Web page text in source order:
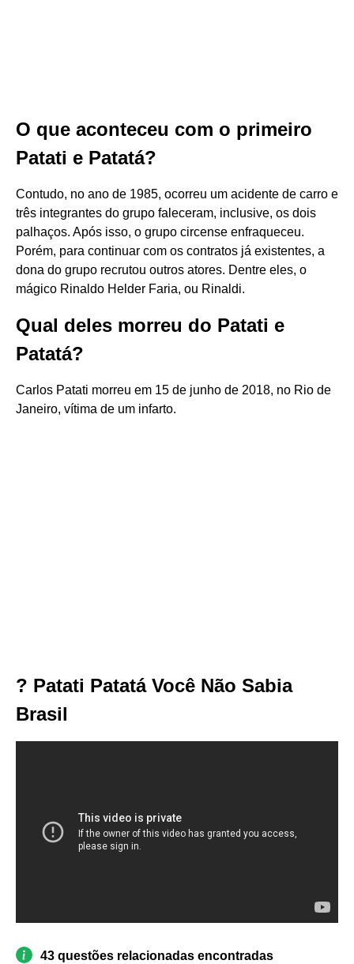
O que aconteceu com o primeiro
Patati e Patatá?
Contudo, no ano de 1985, ocorreu um acidente de carro e
três integrantes do grupo faleceram, inclusive, os dois
palhaços. Após isso, o grupo circense enfraqueceu.
Porém, para continuar com os contratos já existentes, a
dona do grupo recrutou outros atores. Dentre eles, o
mágico Rinaldo Helder Faria, ou Rinaldi.
Qual deles morreu do Patati e
Patatá?
Carlos Patati morreu em 15 de junho de 2018, no Rio de
Janeiro, vítima de um infarto.
? Patati Patatá Você Não Sabia
Brasil
43 questões relacionadas encontradas